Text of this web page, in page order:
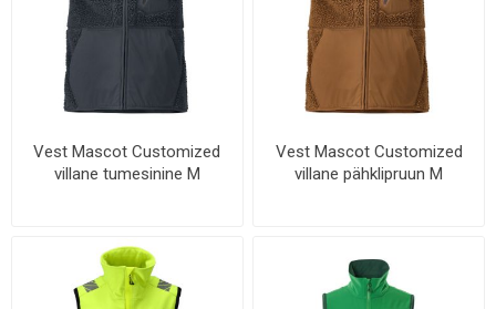
Vest Mascot Customized
villane tumesinine M
Vest Mascot Customized
villane pähklipruun M